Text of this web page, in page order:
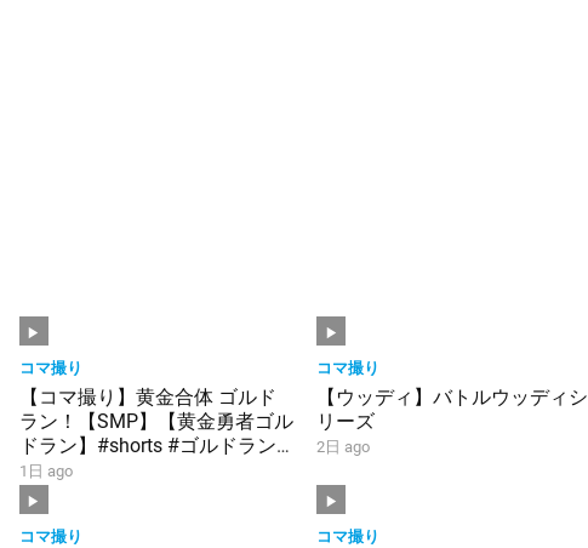
コマ撮り
【コマ撮り】黄金合体 ゴルド
ラン！【SMP】【黄金勇者ゴル
ドラン】#shorts #ゴルドラン
#smp #stopmotion #黄金合体
1日 ago
コマ撮り
【ウッディ】バトルウッディシ
リーズ
2日 ago
コマ撮り コマ撮り